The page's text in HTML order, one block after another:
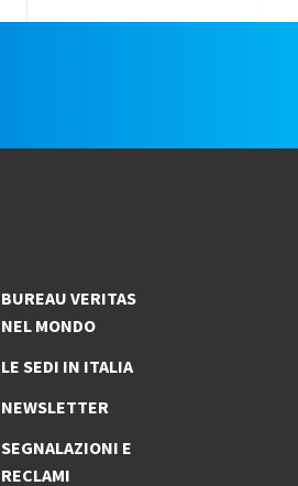
BUREAU VERITAS
NEL MONDO
LE SEDI IN ITALIA
NEWSLETTER
SEGNALAZIONI E
RECLAMI